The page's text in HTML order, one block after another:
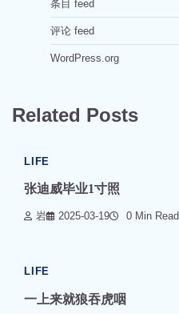
条目 feed
评论 feed
WordPress.org
Related Posts
LIFE
张迪威毕业1寸照
岩 2025-03-19 0 Min Read
LIFE
一上来就狼吞虎咽